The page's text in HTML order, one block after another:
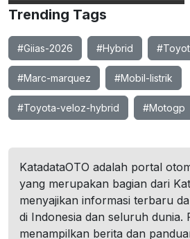
Trending Tags
#Giias-2026 #Hybrid
#Marc-marquez #Mobil-listrik
#Toyota-veloz-hybrid #Motogp
KatadataOTO adalah portal
yang merupakan bagian dari
menyajikan informasi terbaru
di Indonesia dan seluruh dunia.
menampilkan berita dan